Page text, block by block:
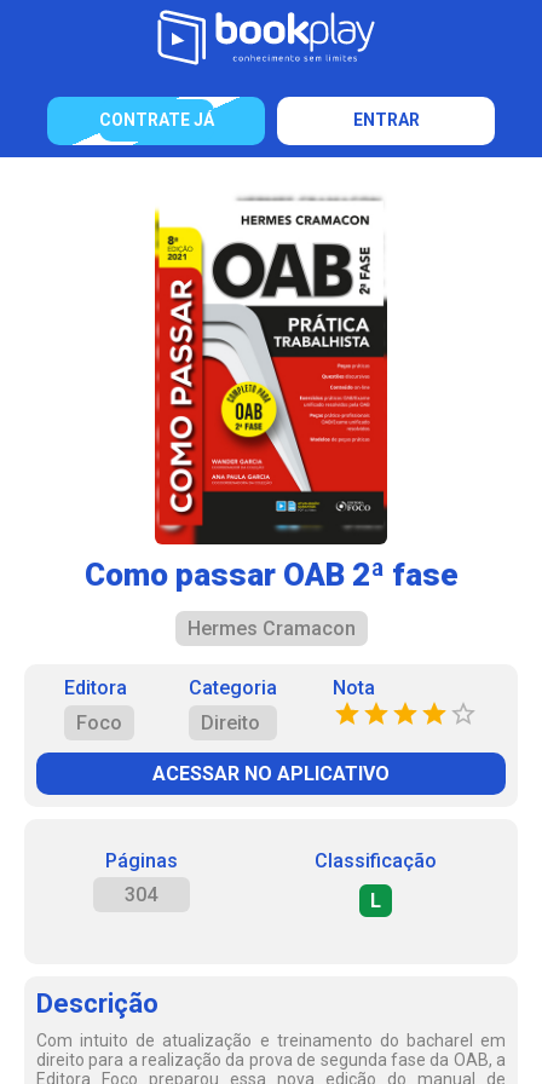
CONTRATE JÁ ENTRAR
Como passar OAB 2ª fase
Hermes Cramacon
Editora
Foco
Categoria
Direito
Nota
ACESSAR NO APLICATIVO
Páginas
304
Classificação
L
Descrição
Com intuito de atualização e treinamento do bacharel em
direito para a realização da prova de segunda fase da OAB, a
Editora Foco preparou essa nova edição do manual de